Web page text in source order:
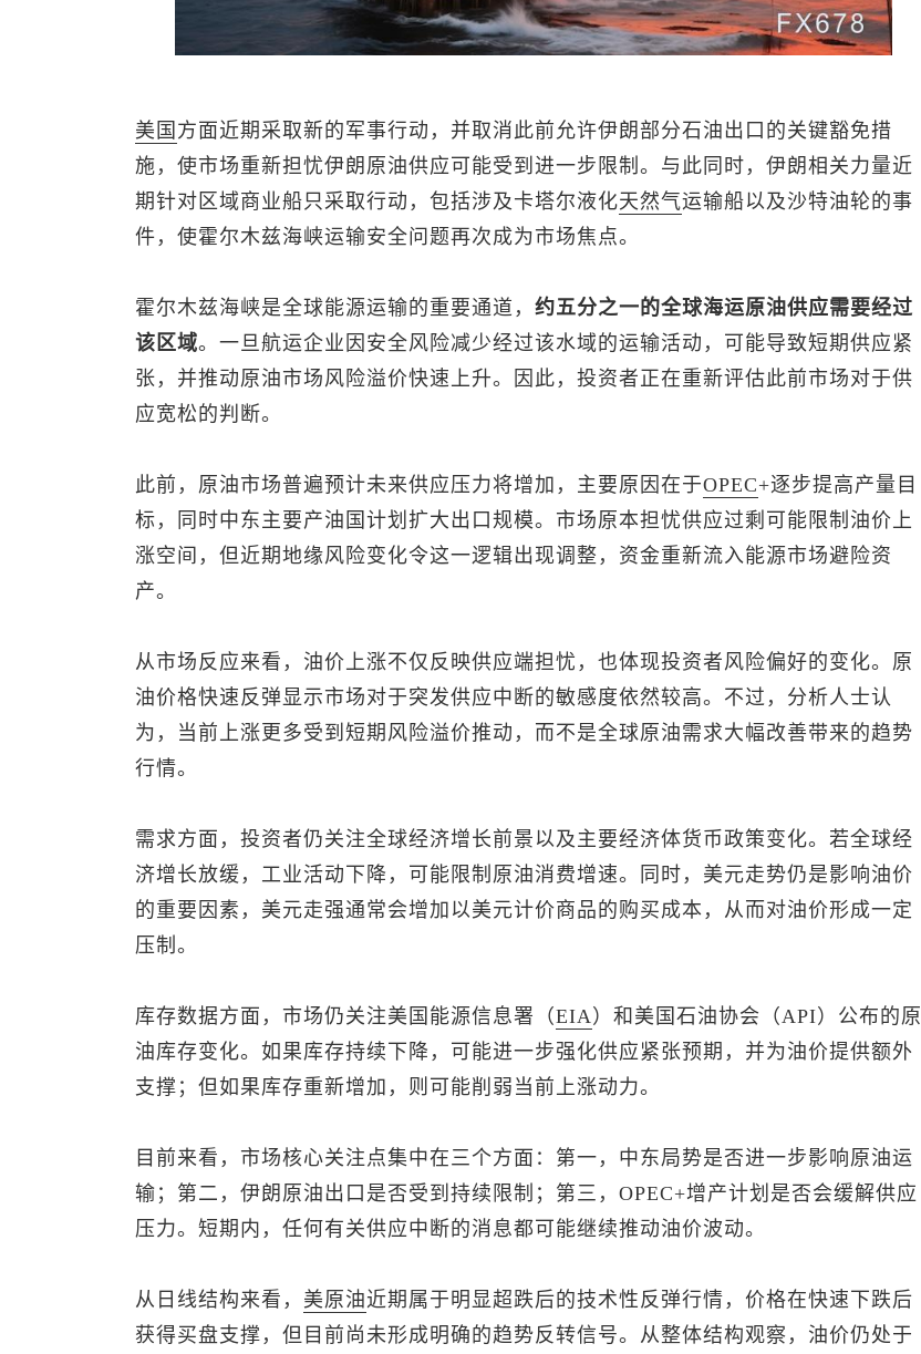
美国 方面近期采取新的军事行动，并取消此前允许伊朗部分石油出口的关键豁免措
施，使市场重新担忧伊朗原油供应可能受到进一步限制。与此同时，伊朗相关力量近
期针对区域商业船只采取行动，包括涉及卡塔尔液化天然气运输船以及沙特油轮的事
件，使霍尔木兹海峡运输安全问题再次成为市场焦点。
霍尔木兹海峡是全球能源运输的重要通道， 约五分之一的全球海运原油供应需要经过
该区域。一旦航运企业因安全风险减少经过该水域的运输活动，可能导致短期供应紧
张，并推动原油市场风险溢价快速上升。因此，投资者正在重新评估此前市场对于供
应宽松的判断。
此前，原油市场普遍预计未来供应压力将增加，主要原因在于OPEC+逐步提高产量目
标，同时中东主要产油国计划扩大出口规模。市场原本担忧供应过剩可能限制油价上
涨空间，但近期地缘风险变化令这一逻辑出现调整，资金重新流入能源市场避险资
产。
从市场反应来看，油价上涨不仅反映供应端担忧，也体现投资者风险偏好的变化。原
油价格快速反弹显示市场对于突发供应中断的敏感度依然较高。不过，分析人士认
为，当前上涨更多受到短期风险溢价推动，而不是全球原油需求大幅改善带来的趋势
行情。
需求方面，投资者仍关注全球经济增长前景以及主要经济体货币政策变化。若全球经
济增长放缓，工业活动下降，可能限制原油消费增速。同时，美元走势仍是影响油价
的重要因素，美元走强通常会增加以美元计价商品的购买成本，从而对油价形成一定
压制。
库存数据方面，市场仍关注美国能源信息署（EIA）和美国石油协会（API）公布的原
油库存变化。如果库存持续下降，可能进一步强化供应紧张预期，并为油价提供额外
支撑；但如果库存重新增加，则可能削弱当前上涨动力。
目前来看，市场核心关注点集中在三个方面：第一，中东局势是否进一步影响原油运
输；第二，伊朗原油出口是否受到持续限制；第三，OPEC+增产计划是否会缓解供应
压力。短期内，任何有关供应中断的消息都可能继续推动油价波动。
从日线结构来看， 美原油近期属于明显超跌后的技术性反弹行情，价格在快速下跌后
获得买盘支撑，但目前尚未形成明确的趋势反转信号。从整体结构观察，油价仍处于